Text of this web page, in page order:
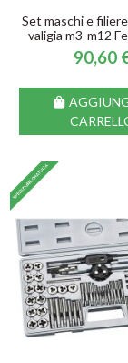
Set maschi e
valigia m3-m12
90,60